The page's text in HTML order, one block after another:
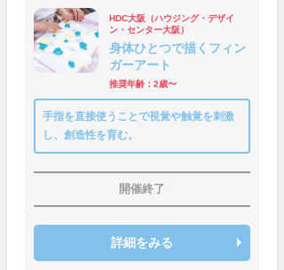
HDC大阪（ハウジング・デザイ
ン・センター大阪）
身体ひとつで描くフィン
ガーアート
推奨年齢：2歳〜
手指を直接使うことで視覚や触覚を刺激
し、創造性を育む。
開催終了
詳細をみる